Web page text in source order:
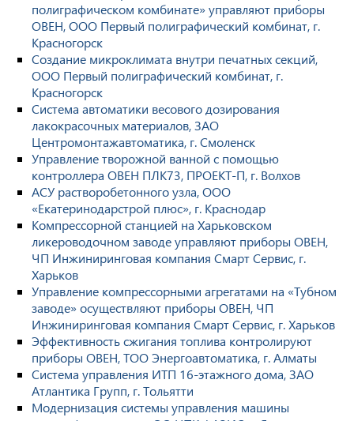
полиграфическом комбинате» управляют приборы
ОВЕН, ООО Первый полиграфический комбинат, г.
Красногорск
Создание микроклимата внутри печатных секций,
ООО Первый полиграфический комбинат, г.
Красногорск
Система автоматики весового дозирования
лакокрасочных материалов, ЗАО
Центромонтажавтоматика, г. Смоленск
Управление творожной ванной с помощью
контроллера ОВЕН ПЛК73, ПРОЕКТ-П, г. Волхов
АСУ растворобетонного узла, ООО
«Екатеринодарстрой плюс», г. Краснодар
Компрессорной станцией на Харьковском
ликероводочном заводе управляют приборы ОВЕН,
ЧП Инжиниринговая компания Смарт Сервис, г.
Харьков
Управление компрессорными агрегатами на «Тубном
заводе» осуществляют приборы ОВЕН, ЧП
Инжиниринговая компания Смарт Сервис, г. Харьков
Эффективность сжигания топлива контролируют
приборы ОВЕН, ТОО Энергоавтоматика, г. Алматы
Система управления ИТП 16-этажного дома, ЗАО
Атлантика Групп, г. Тольятти
Модернизация системы управления машины